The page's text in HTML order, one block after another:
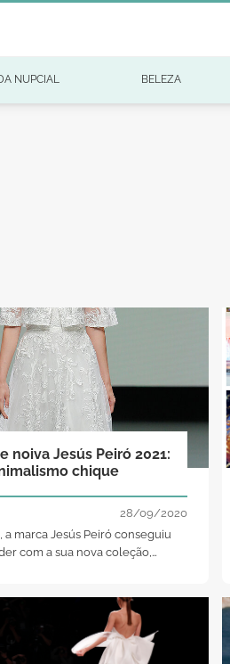
NUPCIAL BELEZA
noiva Jesús Peiró 2021:
chique
28/09/2020
a marca Jesús Peiró conseguiu
com a sua nova coleção,
escolha o modelo ideal para si!